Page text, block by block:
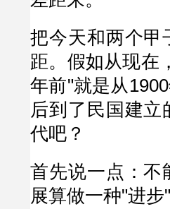
把今天和两个甲
距。假如从现在
年前"就是从
后到了民国建
代吧？
首先说一点：不
展算做一种"进